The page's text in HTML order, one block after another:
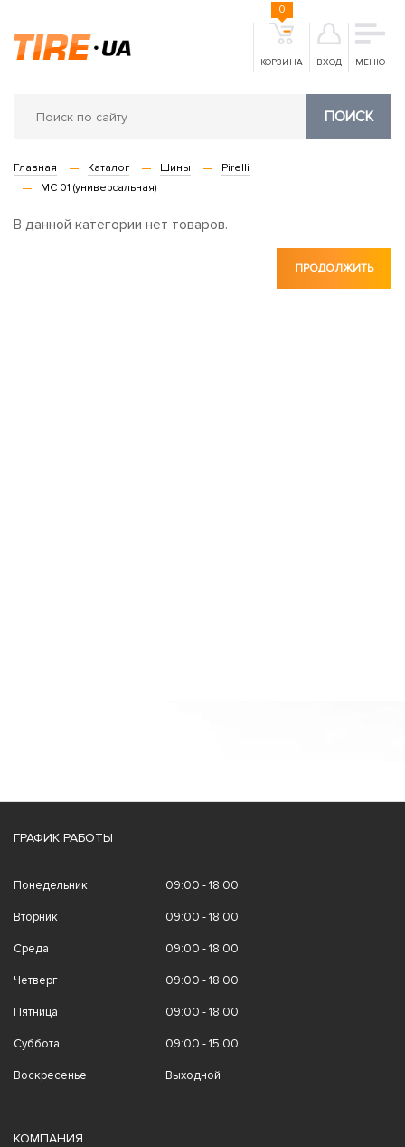
КОРЗИНА
0
ВХОД МЕНЮ
ПОИСК
Главная Каталог Шины
Pirelli
MC 01 (универсальная)
В данной категории нет товаров.
ПРОДОЛЖИТЬ
ГРАФИК РАБОТЫ
Понедельник 09:00 - 18:00
Вторник 09:00 - 18:00
Среда 09:00 - 18:00
Четверг 09:00 - 18:00
Пятница 09:00 - 18:00
Суббота 09:00 - 15:00
Воскресенье Выходной
КОМПАНИЯ